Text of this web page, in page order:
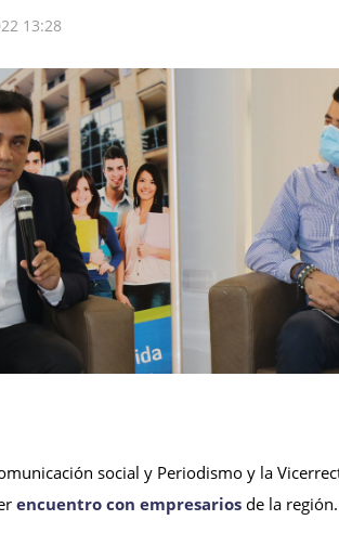
13:28
social y Periodismo y la
encuentro con empresarios de la región.